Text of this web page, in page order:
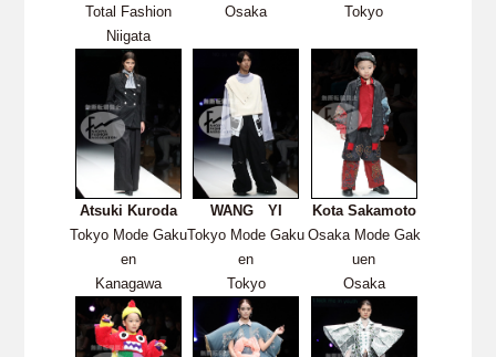
Total Fashion
Niigata
Osaka
Tokyo
Atsuki Kuroda
Tokyo Mode Gaku
en
Kanagawa
WANG YI
Tokyo Mode Gaku
en
Tokyo
Kota Sakamoto
Osaka Mode Gak
uen
Osaka